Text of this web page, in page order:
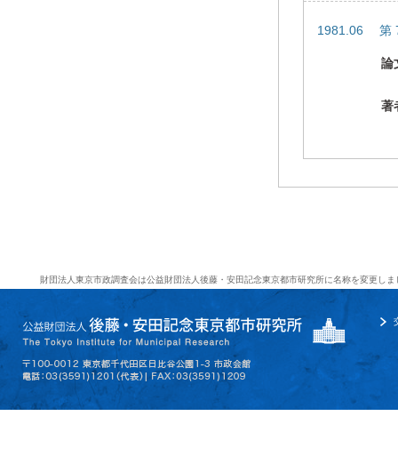
1981.06 第
論
著
財団法人東京市政調査会は公益財団法人後藤・安田記念東京都市研究所に名称を変更しま